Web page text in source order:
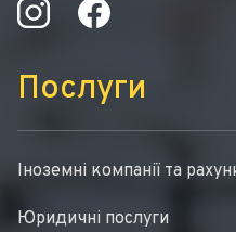
Послуги
Іноземні компанії та
Юридичні послуги